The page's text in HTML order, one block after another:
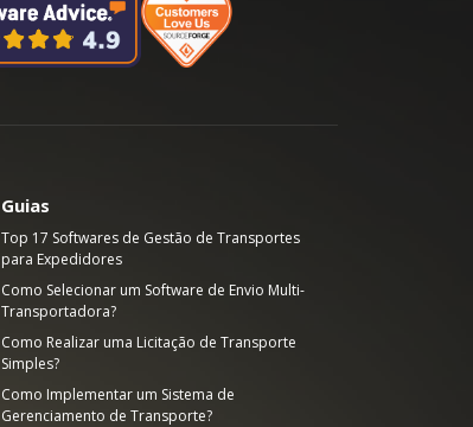
Guias
Top 17 Softwares de Gestão de Transportes
para Expedidores
Como Selecionar um Software de Envio Multi-
Transportadora?
Como Realizar uma Licitação de Transporte
Simples?
Como Implementar um Sistema de
Gerenciamento de Transporte?